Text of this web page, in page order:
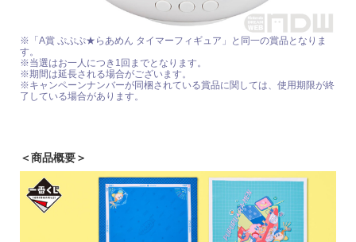
※「A賞 ぷぷぷ★らあめん タイマーフィギュア」と同一の賞品となりま
す。
※当選はお一人につき1回までとなります。
※期間は延長される場合がございます。
※キャンペーンナンバーが同梱されている賞品に関しては、使用期限が終
了している場合があります。
＜商品概要＞